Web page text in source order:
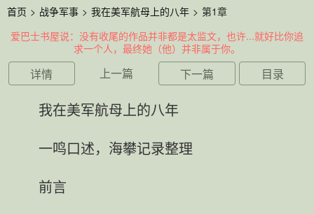
首页 > 战争军事 > 我在美军航母上的八年 > 第1章
爱巴士书屋说：没有收尾的作品并非都是太监文，也许...就好比你追
求一个人，最终她（他）并非属于你。
详情 上一篇 下一篇 目录
我在美军航母上的八年
一鸣口述，海攀记录整理
前言